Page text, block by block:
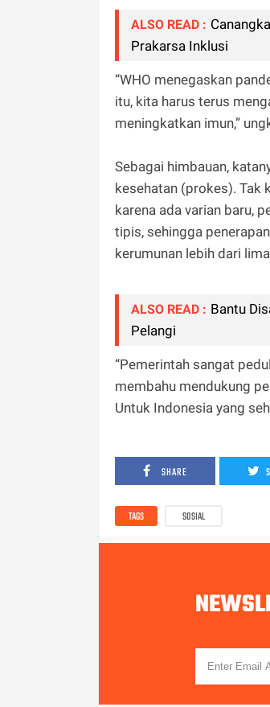
ALSO READ :
Prakarsa Inklusi
“WHO menegaskan
itu, kita harus terus
meningkatkan imun,”
Sebagai himbauan,
kesehatan (prokes). Tak
karena ada varian baru,
tipis, sehingga
kerumunan lebih dari
ALSO READ : Bantu
Pelangi
“Pemerintah sangat
membahu mendukung
Untuk Indonesia yang
SHARE
TAGS SOSIAL